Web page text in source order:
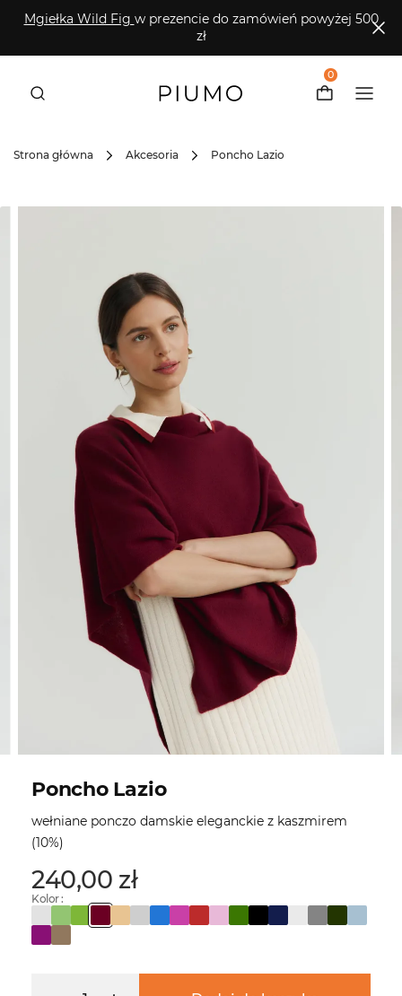
Mgiełka Wild Fig w prezencie do zamówień powyżej 500
zł
0
Strona główna Akcesoria Poncho Lazio
Poncho Lazio
wełniane ponczo damskie eleganckie z kaszmirem
(10%)
240,00 zł
Kolor :